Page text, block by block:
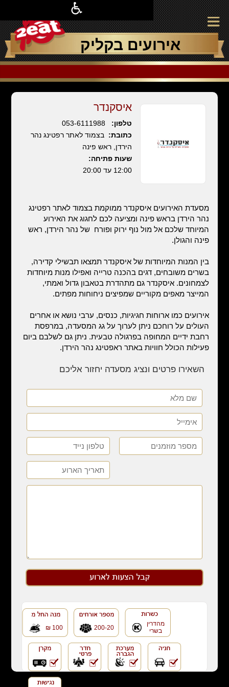
אירועים בקליק
איסקנדר
טלפון:
כתובת: בצמוד לאתר רפטינג נהר
הירדן, ראש פינה
שעות פתיחה:
12:00 עד 20:00
מסעדת האירועים איסקנדר ממוקמת בצמוד לאתר רפטינג
נהר הירדן בראש פינה ומציעה לכם לחגוג את האירוע
המיוחד שלכם אל מול נוף ירוק ופורח של נהר הירדן, ראש
פינה והגולן.
בין המנות המיוחדות של איסקנדר תמצאו תבשילי קדירה,
בשרים משובחים, דגים בהכנה טרייה ואפילו מנות מיוחדות
לצמחונים. איסקנדר גם מתהדרת בטאבון גדול ואמתי,
המייצר מאפים מקוריים שמפיצים ניחוחות מפתים.
אירועים כמו ארוחות חגיגיות, כנסים, ערבי נושא או אחרים
העולים על רוחכם ניתן לערוך על גג המסעדה, במרפסת
רחבת ידיים המחופה בפרגולה טבעית. ניתן גם לשלבם ביום
פעילות הכולל חוויות באתר ראפטינג נהר הירדן.
השאירו פרטים ונציג מסעדה יחזור אליכם
מהדרין
בשרי
200-20
100 ₪